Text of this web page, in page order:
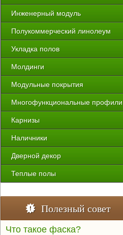
Инженерный модуль
Полукоммерческий линолеум
Укладка полов
Молдинги
Модульные покрытия
Многофункциональные профили
Карнизы
Наличники
Дверной декор
Теплые полы
Полезный совет
Что такое фаска?